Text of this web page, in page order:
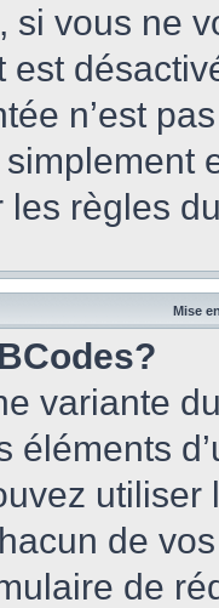
si vous ne
est
n’est
règles
Mise
variante
éléments
de
de